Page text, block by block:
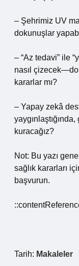
– Şehrimiz UV
dokunuşlar
– “Az tedavi” ile
nasıl
kararlar mı?
– Yapay zekâ
yaygınlaştığında,
kuracağız?
Not: Bu yazı
sağlık kararları
başvurun.
Tarih: Makaleler